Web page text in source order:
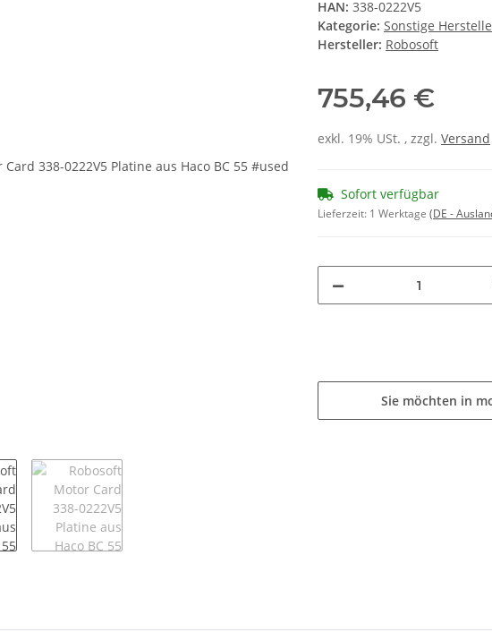
HAN: 338-0222V5
Kategorie: Sonstige
Hersteller: Robosoft
755,46 €
exkl. 19% USt. , zzgl. Versand
Sofort verfügbar
Lieferzeit: 1 Werktage (DE -
Sie möchten in